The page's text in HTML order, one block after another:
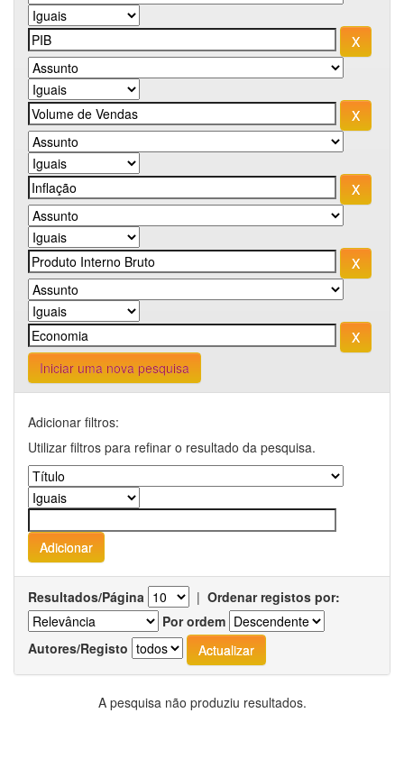
Iniciar uma nova pesquisa
Adicionar filtros:
Utilizar filtros para refinar o resultado da pesquisa.
Resultados/Página | Ordenar registos por:
Por ordem
Autores/Registo
A pesquisa não produziu resultados.